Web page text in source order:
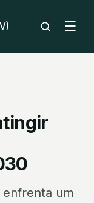
☰
um